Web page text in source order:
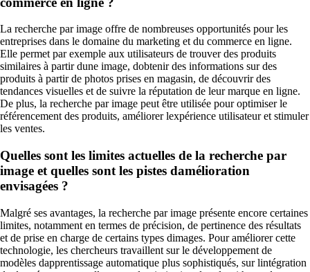
La recherche par image offre de nombreuses opportunités pour les
entreprises dans le domaine du marketing et du commerce en ligne.
Elle permet par exemple aux utilisateurs de trouver des produits
similaires à partir dune image, dobtenir des informations sur des
produits à partir de photos prises en magasin, de découvrir des
tendances visuelles et de suivre la réputation de leur marque en ligne.
De plus, la recherche par image peut être utilisée pour optimiser le
référencement des produits, améliorer lexpérience utilisateur et stimuler
les ventes.
Quelles sont les limites actuelles de la recherche par
image et quelles sont les pistes damélioration
envisagées ?
Malgré ses avantages, la recherche par image présente encore certaines
limites, notamment en termes de précision, de pertinence des résultats
et de prise en charge de certains types dimages. Pour améliorer cette
technologie, les chercheurs travaillent sur le développement de
modèles dapprentissage automatique plus sophistiqués, sur lintégration